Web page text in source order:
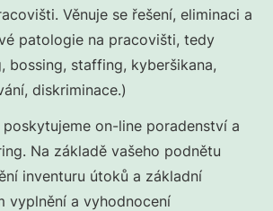
Věnuje se řešení, eliminaci a
patologie na pracovišti, tedy
bossing, staffing, kyberšikana,
diskriminace.)
poskytujeme on-line poradenství a
Na základě vašeho podnětu
inventuru útoků a základní
vyplnění a vyhodnocení